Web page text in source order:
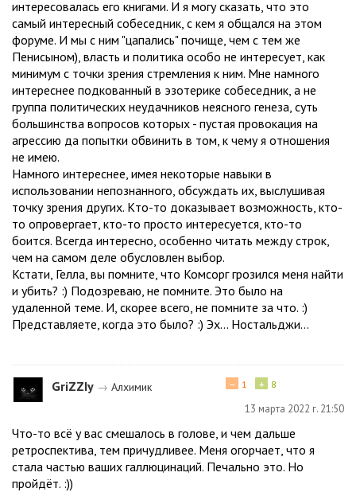
интересовалась его книгами. И я могу сказать, что это
самый интересный собеседник, с кем я общался на этом
форуме. И мы с ним "цапались" почище, чем с тем же
Пенисыном), власть и политика особо не интересует, как
минимум с точки зрения стремления к ним. Мне намного
интереснее подкованный в эзотерике собеседник, а не
группа политических неудачников неясного генеза, суть
большинства вопросов которых - пустая провокация на
агрессию да попытки обвинить в том, к чему я отношения
не имею.
Намного интереснее, имея некоторые навыки в
использовании непознанного, обсуждать их, выслушивая
точку зрения других. Кто-то доказывает возможность, кто-
то опровергает, кто-то просто интересуется, кто-то
боится. Всегда интересно, особенно читать между строк,
чем на самом деле обусловлен выбор.
Кстати, Гелла, вы помните, что Комсорг грозился меня найти
и убить? :) Подозреваю, не помните. Это было на
удаленной теме. И, скорее всего, не помните за что. :)
Представляете, когда это было? :) Эх... Ностальджи...
GriZZIу → Алхимик + 8
− 1
13 марта 2022 г. 21:50
Что-то всё у вас смешалось в голове, и чем дальше
ретроспектива, тем причудливее. Меня огорчает, что я
стала частью ваших галлюцинаций. Печально это. Но
пройдёт. :))